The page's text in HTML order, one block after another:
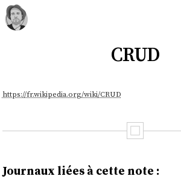
CRUD
https://fr.wikipedia.org/wiki/CRUD
Journaux liées à cette note :